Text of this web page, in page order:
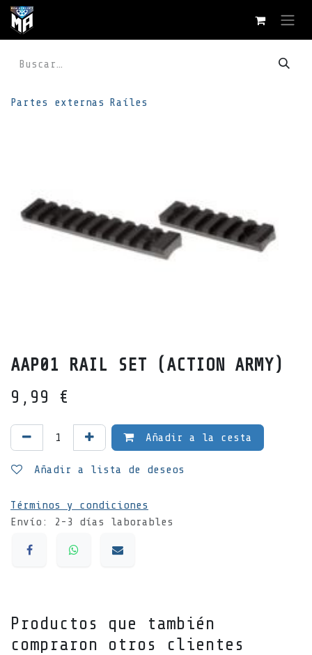
Ir al contenido
Partes externas Raíles
AAP01 RAIL SET (ACTION ARMY)
9,99
€
Añadir a la cesta
Añadir a lista de deseos
Términos y condiciones
Envío: 2-3 días laborables
Productos que también
compraron otros clientes